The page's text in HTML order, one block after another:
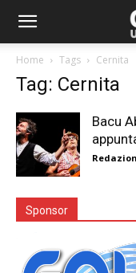
Home Tags Cernita
Tag: Cernita
Bacu
Sponsor